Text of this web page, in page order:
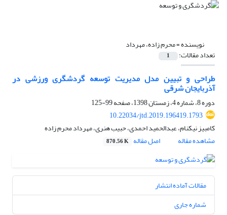
نویسنده =محرم زاده، مهرداد
تعداد مقالات: 1
طراحی و تبیین مدل مدیریت توسعه گردشگری ورزشی در
آذربایجان شرقی
دوره 8، شماره 4، زمستان 1398، صفحه
99-125
10.22034/jtd.2019.196419.1793
کامبیز نیکنام، عبدالحمید احمدی، حبیب هنری، مهرداد محرم زاده
مشاهده مقاله
اصل مقاله 870.56 K
مقالات آماده انتشار
شماره جاری